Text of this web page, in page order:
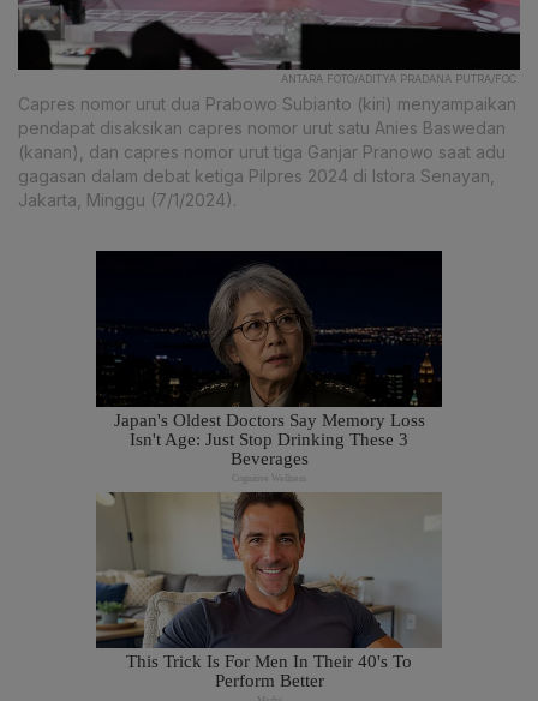
ANTARA FOTO/ADITYA PRADANA PUTRA/FOC.
Capres nomor urut dua Prabowo Subianto (kiri) menyampaikan
pendapat disaksikan capres nomor urut satu Anies Baswedan
(kanan), dan capres nomor urut tiga Ganjar Pranowo saat adu
gagasan dalam debat ketiga Pilpres 2024 di Istora Senayan,
Jakarta, Minggu (7/1/2024).